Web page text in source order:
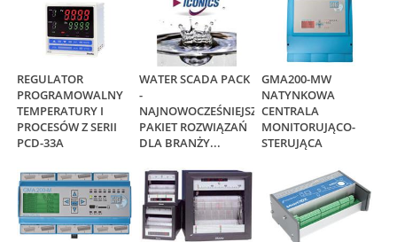
CZUJNIKI
TEMPERATURY Z
OSŁONAMI
CERMICZNYMI
TTKC2, TTSC2, TTRC2 I
TTBC2
PRZENOŚNE
LABORATORIUM –
INTERFEJS GPIB –
USB-4671
Wszystkie produkty
O portalu Oferta Opinie Kontakt
Regulamin
Polityka prywatności
Pomoc